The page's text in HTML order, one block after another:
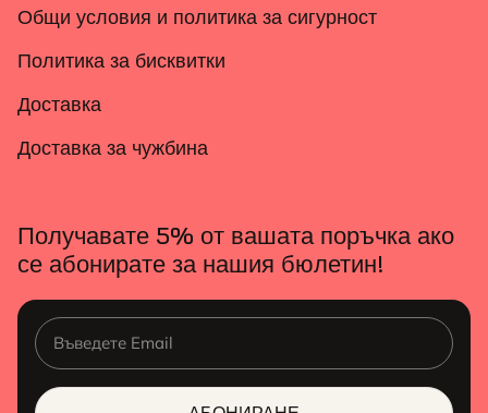
Общи условия и политика за сигурност
Политика за бисквитки
Доставка
Доставка за чужбина
Получавате 5% от вашата поръчка ако
се абонирате за нашия бюлетин!